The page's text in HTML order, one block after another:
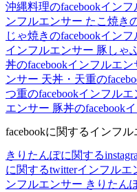
沖縄料理のfacebookイン
ンフルエンサー たこ焼き
じゃ焼きのfacebookイン
インフルエンサー 豚しゃ
丼のfacebookインフルエン
ンサー 天丼・天重の
つ重のfacebookインフルエ
エンサー 豚丼のfacebook
facebookに関するインフル
きりたんぽに関する
に関するtwitterインフルエ
ンフルエンサー きりたん